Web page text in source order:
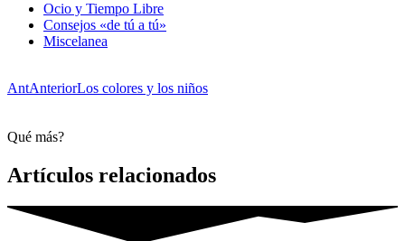
Ocio y Tiempo Libre
Consejos «de tú a tú»
Miscelanea
AntAnteriorLos colores y los niños
Qué más?
Artículos relacionados